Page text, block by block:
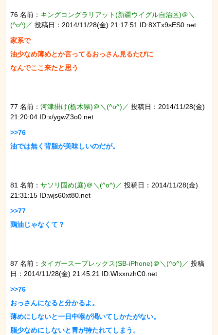
76 名前： キングコングラリアット(新疆ウイグル自治区)＠＼
(^o^)／ 投稿日：2014/11/28(金) 21:17:51 ID:8XTx9sES0.net
家系で
油少なめ薄めとか言ってるおっさん見るたびに
77 名前： 河津掛け(栃木県)＠＼(^o^)／ 投稿日：2014/11/28(金)
21:20:04 ID:x/ygwZ3o0.net
>>76
81 名前： サソリ固め(庭)＠＼(^o^)／ 投稿日：2014/11/28(金)
21:31:15 ID:wjs60xt80.net
>>77
87 名前： タイガースープレックス(SB-iPhone)＠＼(^o^)／ 投稿
日：2014/11/28(金) 21:45:21 ID:WIxxnzhC0.net
>>76
おっさんになると分かるよ。
薄めにしないと一日中喉が渇いてしかたがない。
脂少なめにしないと胃が持たれてしまう。